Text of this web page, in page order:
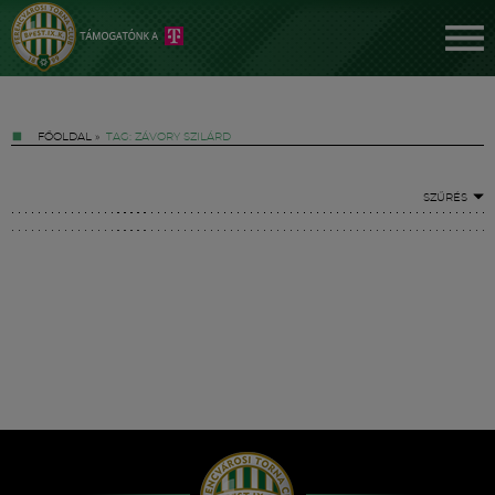
FŐOLDAL » TAG: ZÁVORY SZILÁRD
SZŰRÉS
Hírek